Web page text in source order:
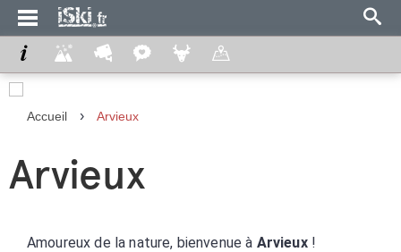
Accueil › Arvieux
Arvieux
Amoureux de la nature, bienvenue à Arvieux!